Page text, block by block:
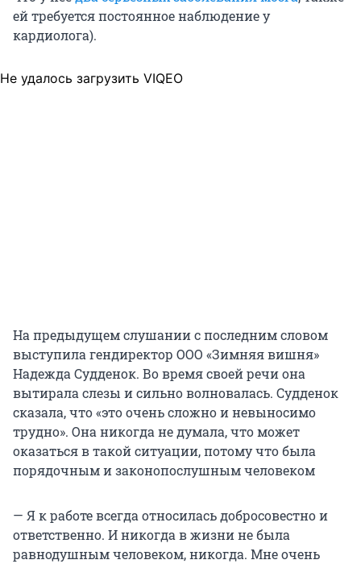
ей требуется постоянное наблюдение у
кардиолога).
Не удалось загрузить VIQEO
На предыдущем слушании с последним словом
выступила гендиректор ООО «Зимняя вишня»
Надежда Судденок. Во время своей речи она
вытирала слезы и сильно волновалась. Судденок
сказала, что «это очень сложно и невыносимо
трудно». Она никогда не думала, что может
оказаться в такой ситуации, потому что была
порядочным и законопослушным человеком
— Я к работе всегда относилась добросовестно и
ответственно. И никогда в жизни не была
равнодушным человеком, никогда. Мне очень